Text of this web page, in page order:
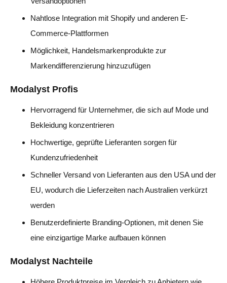
Nahtlose Integration mit Shopify und anderen E-
Commerce-Plattformen
Möglichkeit, Handelsmarkenprodukte zur
Markendifferenzierung hinzuzufügen
Modalyst Profis
Hervorragend für Unternehmer, die sich auf Mode und
Bekleidung konzentrieren
Hochwertige, geprüfte Lieferanten sorgen für
Kundenzufriedenheit
Schneller Versand von Lieferanten aus den USA und der
EU, wodurch die Lieferzeiten nach Australien verkürzt
werden
Benutzerdefinierte Branding-Optionen, mit denen Sie
eine einzigartige Marke aufbauen können
Modalyst Nachteile